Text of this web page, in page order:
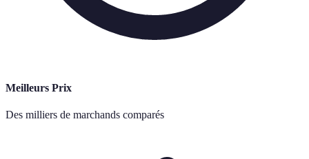
Meilleurs Prix
Des milliers de marchands comparés